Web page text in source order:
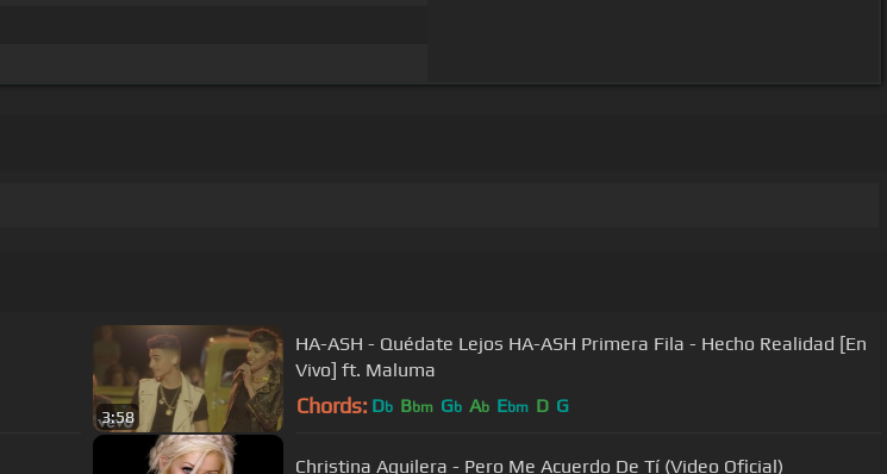
3:58
HA-ASH - Quédate Lejos HA-ASH Primera Fila - Hecho Realidad [En
Vivo] ft. Maluma
Chords: Db Bbm Gb Ab Ebm D G
Christina Aguilera - Pero Me Acuerdo De Tí (Video Oficial)